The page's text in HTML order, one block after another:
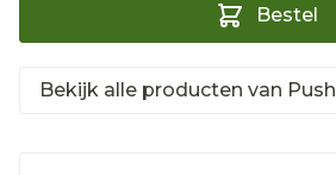
Bestel
Bekijk alle producten van Push